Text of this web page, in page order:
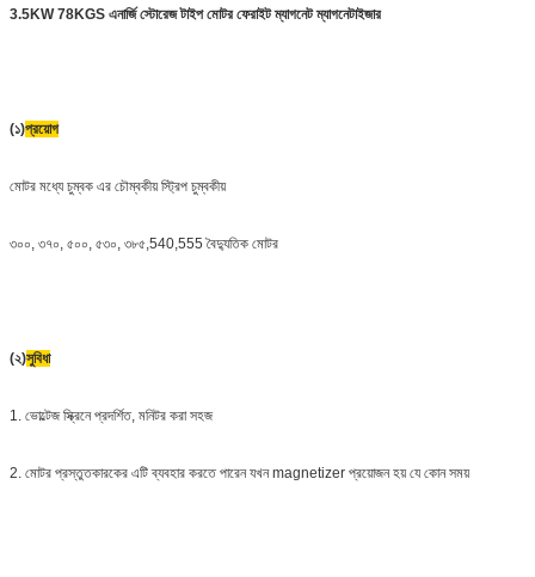
3.5KW 78KGS এনার্জি স্টোরেজ টাইপ মোটর ফেরাইট ম্যাগনেট ম্যাগনেটাইজার
(১)প্রয়োগ
মোটর মধ্যে চুম্বক এর চৌম্বকীয় স্ট্রিপ চুম্বকীয়
৩০০, ৩৭০, ৫০০, ৫৩০, ৩৮৫,540,555 বৈদ্যুতিক মোটর
(২)সুবিধা
1. ভোল্টেজ স্ক্রিনে প্রদর্শিত, মনিটর করা সহজ
2. মোটর প্রস্তুতকারকের এটি ব্যবহার করতে পারেন যখন magnetizer প্রয়োজন হয় যে কোন সময়